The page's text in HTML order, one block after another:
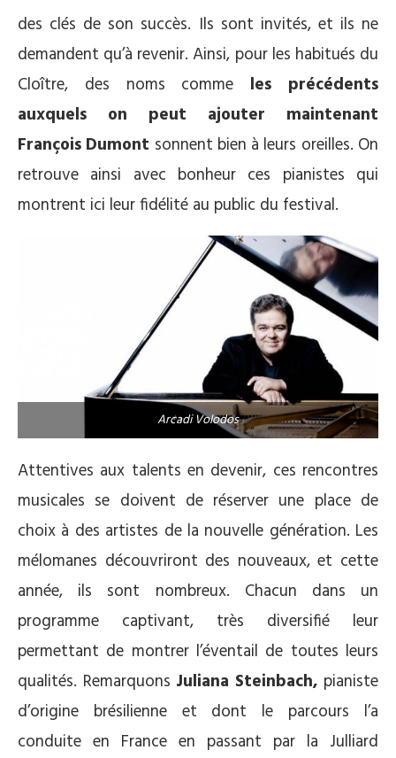
des clés de son succès. Ils sont invités, et ils ne
demandent qu’à revenir. Ainsi, pour les habitués du
Cloître, des noms comme les précédents
auxquels on peut ajouter maintenant
François Dumont sonnent bien à leurs oreilles. On
retrouve ainsi avec bonheur ces pianistes qui
montrent ici leur fidélité au public du festival.
Arcadi Volodos
Attentives aux talents en devenir, ces rencontres
musicales se doivent de réserver une place de
choix à des artistes de la nouvelle génération. Les
mélomanes découvriront des nouveaux, et cette
année, ils sont nombreux. Chacun dans un
programme captivant, très diversifié leur
permettant de montrer l’éventail de toutes leurs
qualités. Remarquons Juliana Steinbach, pianiste
d’origine brésilienne et dont le parcours l’a
conduite en France en passant par la Julliard